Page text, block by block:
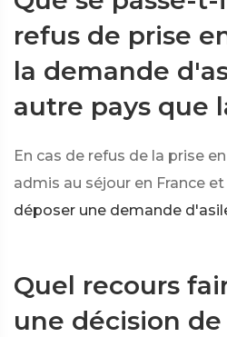
refus de prise
la demande
autre pays que
En cas de refus de la prise
admis au séjour en France
déposer une demande
Quel recours
une décision